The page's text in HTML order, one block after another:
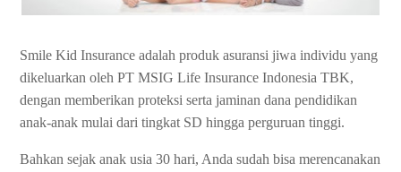
Smile Kid Insurance adalah produk asuransi jiwa individu yang
dikeluarkan oleh PT MSIG Life Insurance Indonesia TBK,
dengan memberikan proteksi serta jaminan dana pendidikan
anak-anak mulai dari tingkat SD hingga perguruan tinggi.
Bahkan sejak anak usia 30 hari, Anda sudah bisa merencanakan